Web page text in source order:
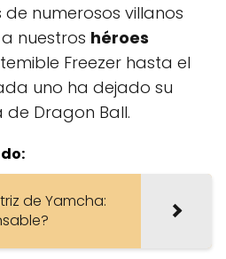
numerosos villanos
nuestros héroes
Freezer hasta el
uno ha dejado su
Dragon Ball.
de Yamcha: